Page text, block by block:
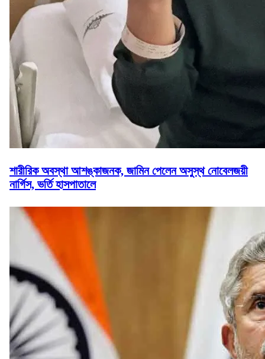
শারীরিক অবস্থা আশঙ্কাজনক, জামিন পেলেন অসুস্থ নোবেলজয়ী
নার্গিস, ভর্তি হাসপাতালে